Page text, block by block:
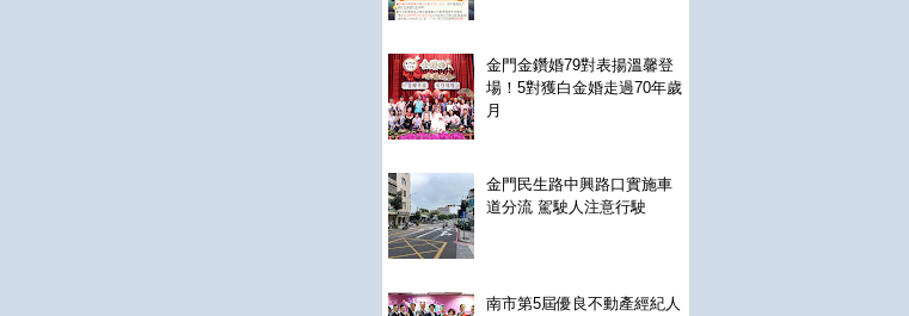
金門金鑽婚79對表揚溫馨登
場！5對獲白金婚走過70年歲
月
金門民生路中興路口實施車
道分流 駕駛人注意行駛
南市第5屆優良不動產經紀人